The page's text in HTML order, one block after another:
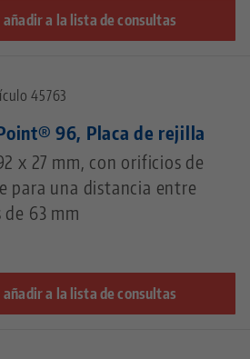
añadir a la lista de consultas
45763
96, Placa de rejilla
x 27 mm, con orificios de
para una distancia entre
de 63 mm
añadir a la lista de consultas